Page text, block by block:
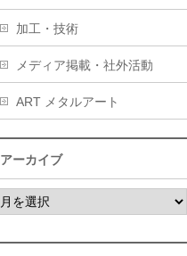
加工・技術
メディア掲載・社外活動
ART メタルアート
アーカイブ